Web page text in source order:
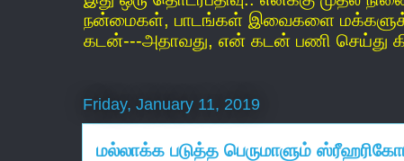
நன்மைகள், பாடங்கள் இவைகளை மக்களுக்கு,
கடன்---அதாவது, என் கடன் பணி செய்து
Friday, January 11, 2019
மல்லாக்க படுத்த பெருமாளும்